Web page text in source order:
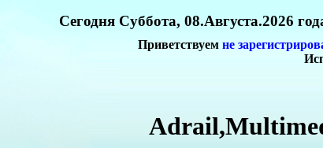
Сегодня Суббота, 08.Августа.2026
Приветствуем не